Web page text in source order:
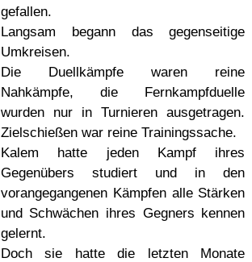
gefallen.
Langsam begann das gegenseitige
Umkreisen.
Die Duellkämpfe waren reine
Nahkämpfe, die Fernkampfduelle
wurden nur in Turnieren ausgetragen.
Zielschießen war reine Trainingssache.
Kalem hatte jeden Kampf ihres
Gegenübers studiert und in den
vorangegangenen Kämpfen alle Stärken
und Schwächen ihres Gegners kennen
gelernt.
Doch sie hatte die letzten Monate